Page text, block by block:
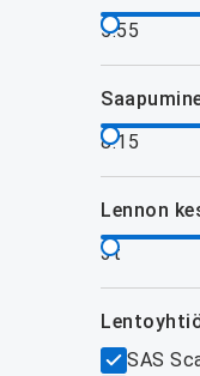
5.55
8.15
lennon
3t
SAS